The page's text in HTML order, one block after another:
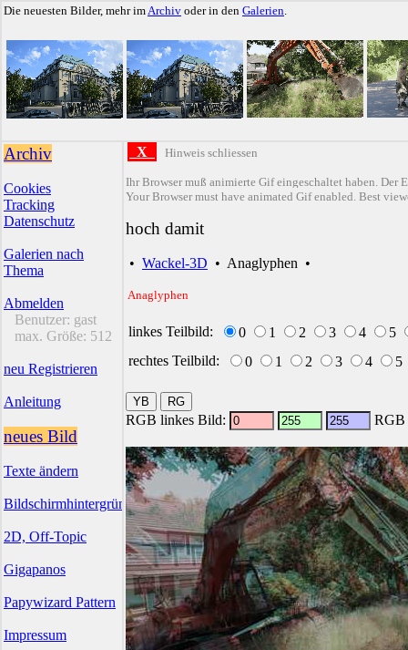
Die neuesten Bilder, mehr imArchiv oder in den Galerien.
Archiv
Cookies
Tracking
Datenschutz
Galerien nach
Thema
Abmelden
Benutzer: gast
max. Größe: 512
neu Registrieren
Anleitung
neues Bild
Texte ändern
Bildschirmhintergründe
2D, Off-Topic
Gigapanos
Papywizard Pattern
Impressum
X Hinweis schliessen
Ihr Browser muß animierte Gif eingeschaltet haben. Der
Your Browser must have animated Gif enabled. Best
hoch damit
• Wackel-3D • Anaglyphen •
Anaglyphen
linkes Teilbild: 0 1 2 3 4
5
rechtes Teilbild:
0 1 2 3 4 5
RGB linkes Bild: RGB